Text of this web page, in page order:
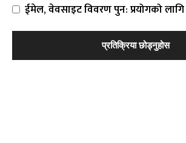
ईमेल, वेवसाइट विवरण पुन: प्रयोगको लागि